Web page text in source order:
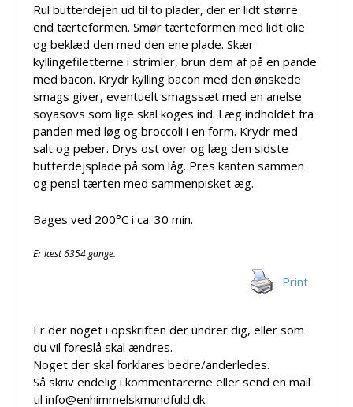
Rul butterdejen ud til to plader, der er lidt større
end tærteformen. Smør tærteformen med lidt olie
og beklæd den med den ene plade. Skær
kyllingefiletterne i strimler, brun dem af på en pande
med bacon. Krydr kylling bacon med den ønskede
smags giver, eventuelt smagssæt med en anelse
soyasovs som lige skal koges ind. Læg indholdet fra
panden med løg og broccoli i en form. Krydr med
salt og peber. Drys ost over og læg den sidste
butterdejsplade på som låg. Pres kanten sammen
og pensl tærten med sammenpisket æg.
Bages ved 200°C i ca. 30 min.
Er læst 6354 gange.
Print
Er der noget i opskriften der undrer dig, eller som
du vil foreslå skal ændres.
Noget der skal forklares bedre/anderledes.
Så skriv endelig i kommentarerne eller send en mail
til info@enhimmelskmundfuld.dk